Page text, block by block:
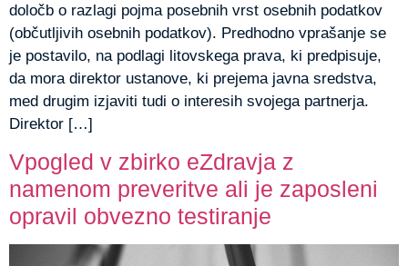
določb o razlagi pojma posebnih vrst osebnih podatkov
(občutljivih osebnih podatkov). Predhodno vprašanje se
je postavilo, na podlagi litovskega prava, ki predpisuje,
da mora direktor ustanove, ki prejema javna sredstva,
med drugim izjaviti tudi o interesih svojega partnerja.
Direktor […]
Vpogled v zbirko eZdravja z
namenom preveritve ali je zaposleni
opravil obvezno testiranje